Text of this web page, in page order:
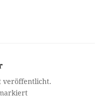
veröffentlicht.